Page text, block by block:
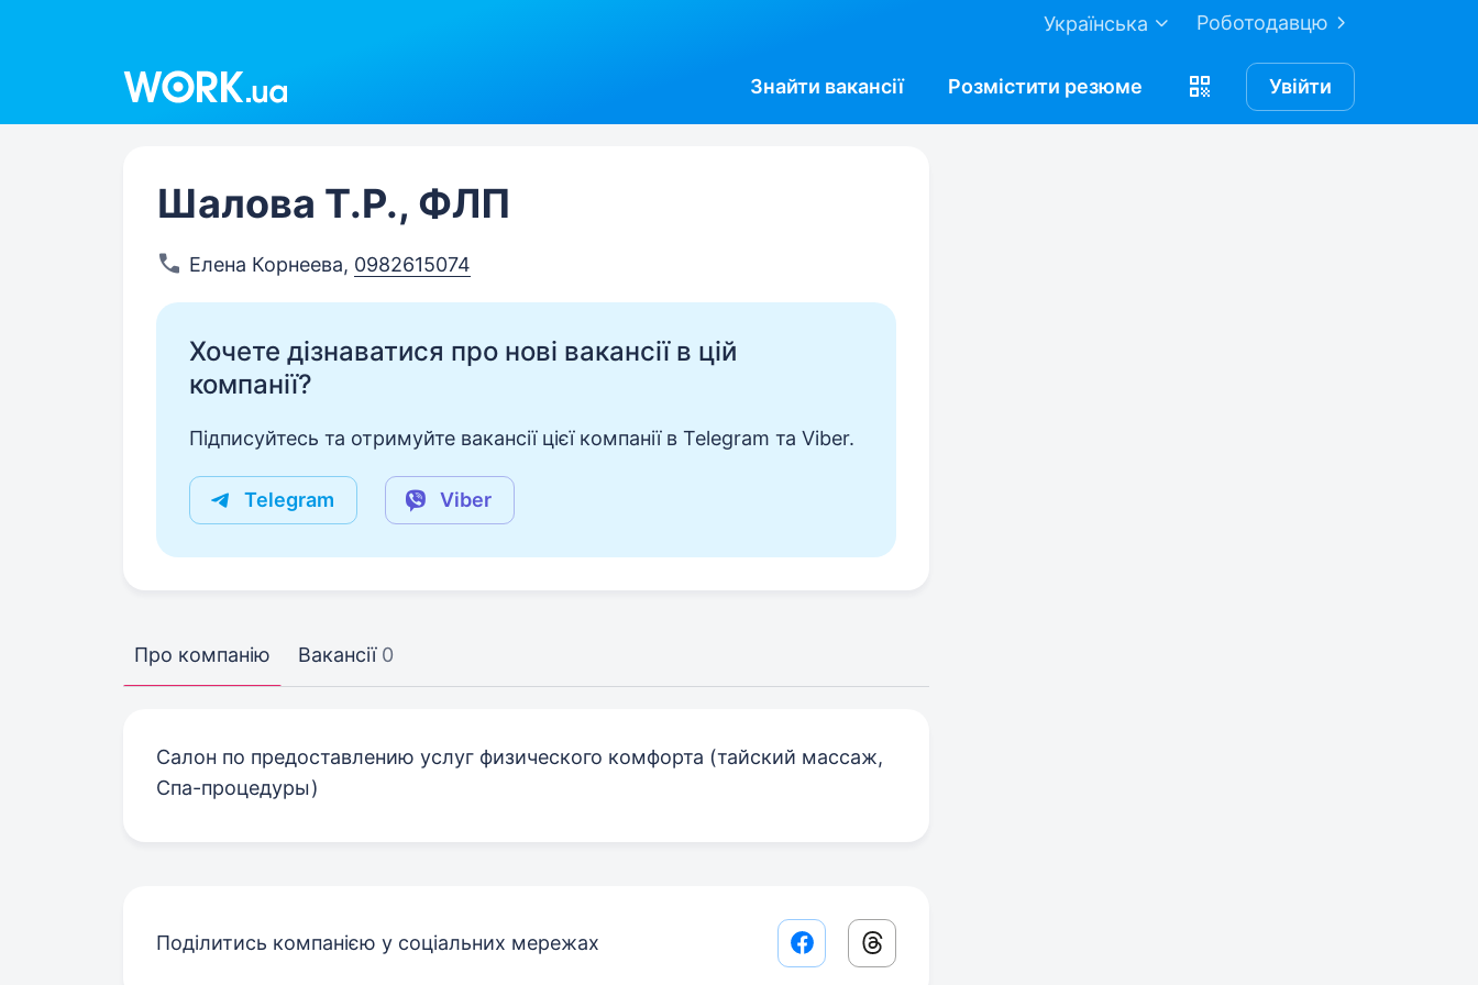
Роботодавцю
Українська
Знайти вакансії Розмістити резюме Увійти
Шалова Т.Р., ФЛП
Елена Корнеева, 0982615074
Хочете дізнаватися про нові вакансії в цій
компанії?
Підписуйтесь та отримуйте вакансії цієї компанії в Telegram та Viber.
Telegram Viber
Про компанію Вакансії 0
Салон по предоставлению услуг физического комфорта (тайский массаж,
Спа-процедуры)
Поділитись компанією у соціальних мережах Facebook share link
Threads share link